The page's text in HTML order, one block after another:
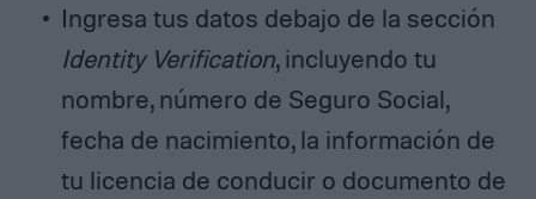
Ingresa tus datos debajo de la sección
Identity Verification, incluyendo tu
nombre, número de Seguro Social,
fecha de nacimiento, la información de
tu licencia de conducir o documento de